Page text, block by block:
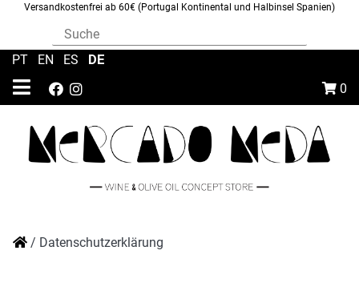
Versandkostenfrei ab 60€ (Portugal Kontinental und Halbinsel Spanien)
0
PT EN ES DE
/ Datenschutzerklärung